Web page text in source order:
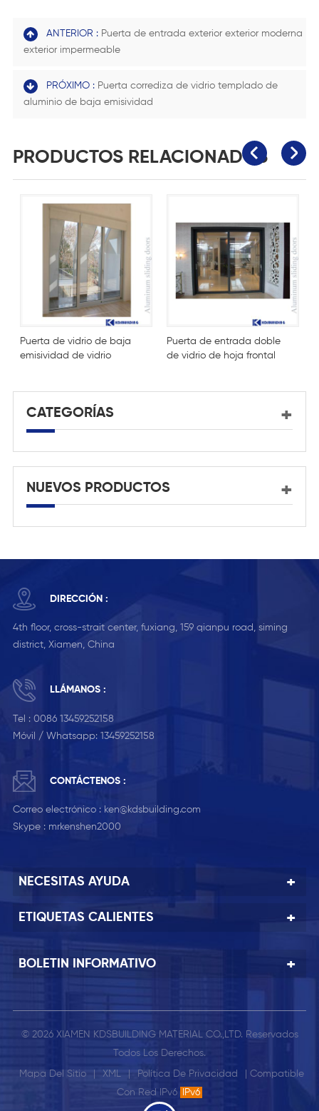
ANTERIOR : Puerta de entrada exterior exterior moderna
exterior impermeable
PRÓXIMO : Puerta corrediza de vidrio templado de
aluminio de baja emisividad
PRODUCTOS RELACIONADOS
Puerta de vidrio de baja
emisividad de vidrio
Puerta de entrada doble
de vidrio de hoja frontal
CATEGORÍAS
NUEVOS PRODUCTOS
DIRECCIÓN :
4th floor, cross-strait center, fuxiang, 159 qianpu road, siming
district, Xiamen, China
LLÁMANOS :
Tel : 0086 13459252158
Móvil / Whatsapp: 13459252158
CONTÁCTENOS :
Correo electrónico : ken@kdsbuilding.com
Skype : mrkenshen2000
NECESITAS AYUDA
ETIQUETAS CALIENTES
BOLETIN INFORMATIVO
© 2026 XIAMEN KDSBUILDING MATERIAL CO.,LTD. Reservados
Todos Los Derechos.
Mapa Del Sitio XML Política De Privacidad
| Compatible
Con Red IPv6
IPv6